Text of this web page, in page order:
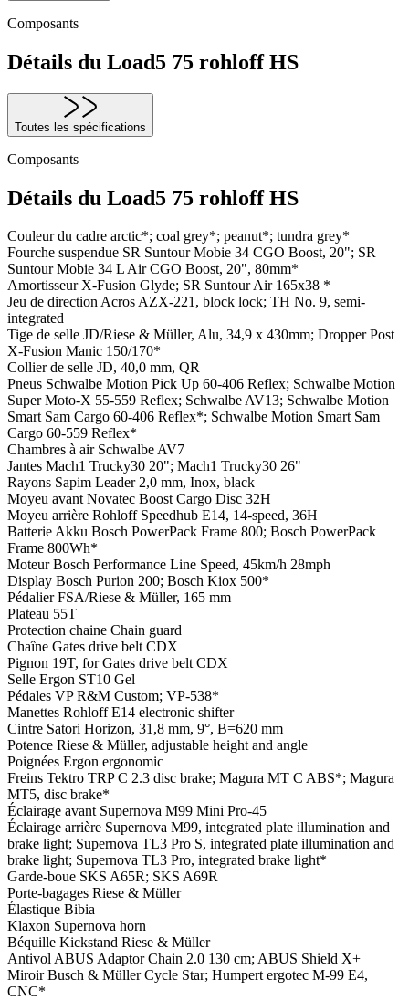
Composants
Détails du Load5 75 rohloff HS
Toutes les spécifications
Composants
Détails du Load5 75 rohloff HS
Couleur du cadre arctic*; coal grey*; peanut*; tundra grey*
Fourche suspendue SR Suntour Mobie 34 CGO Boost, 20"; SR
Suntour Mobie 34 L Air CGO Boost, 20", 80mm*
AmortisseurX-Fusion Glyde; SR Suntour Air 165x38 *
Jeu de directionAcros AZX-221, block lock; TH No. 9, semi-
integrated
Tige de selle JD/Riese & Müller, Alu, 34,9 x 430mm; Dropper Post
X-Fusion Manic 150/170*
Collier de selle JD, 40,0 mm, QR
Pneus Schwalbe Motion Pick Up 60-406 Reflex; Schwalbe Motion
Super Moto-X 55-559 Reflex; Schwalbe AV13; Schwalbe Motion
Smart Sam Cargo 60-406 Reflex*; Schwalbe Motion Smart Sam
Cargo 60-559 Reflex*
Chambres à air Schwalbe AV7
Jantes Mach1 Trucky30 20"; Mach1 Trucky30 26"
Rayons Sapim Leader 2,0 mm, Inox, black
Moyeu avantNovatec Boost Cargo Disc 32H
Moyeu arrière Rohloff Speedhub E14, 14-speed, 36H
BatterieAkku Bosch PowerPack Frame 800; Bosch PowerPack
Frame 800Wh*
MoteurBosch Performance Line Speed, 45km/h 28mph
Display Bosch Purion 200; Bosch Kiox 500*
PédalierFSA/Riese & Müller, 165 mm
Plateau 55T
Protection chaine Chain guard
Chaîne Gates drive belt CDX
Pignon 19T, for Gates drive belt CDX
Selle Ergon ST10 Gel
Pédales VP R&M Custom; VP-538*
Manettes Rohloff E14 electronic shifter
Cintre Satori Horizon, 31,8 mm, 9°, B=620 mm
Potence Riese & Müller, adjustable height and angle
Poignées Ergon ergonomic
Freins Tektro TRP C 2.3 disc brake; Magura MT C ABS*; Magura
MT5, disc brake*
Éclairage avant Supernova M99 Mini Pro-45
Éclairage arrière Supernova M99, integrated plate illumination and
brake light; Supernova TL3 Pro S, integrated plate illumination and
brake light; Supernova TL3 Pro, integrated brake light*
Garde-boue SKS A65R; SKS A69R
Porte-bagages Riese & Müller
Élastique Bibia
Klaxon Supernova horn
Béquille Kickstand Riese & Müller
AntivolABUS Adaptor Chain 2.0 130 cm; ABUS Shield X+
MiroirBusch & Müller Cycle Star; Humpert ergotec M-99 E4,
CNC*